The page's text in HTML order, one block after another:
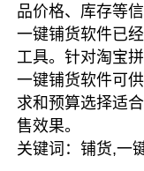
品价格、库存等
一键铺货软件已
工具。针对淘宝
一键铺货软件可
求和预算选择适
售效果。
关键词：铺货,一